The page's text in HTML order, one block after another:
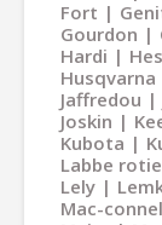
Fort
Gourdon
Hardi
Husqvarna
Jaffredou
Joskin
Kubota
Labbe
Lely
Mac-connel